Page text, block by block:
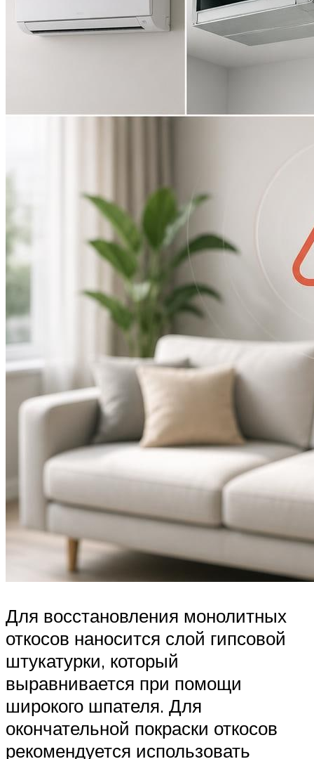
Для восстановления монолитных
откосов наносится слой гипсовой
штукатурки, который
выравнивается при помощи
широкого шпателя. Для
окончательной покраски откосов
рекомендуется использовать